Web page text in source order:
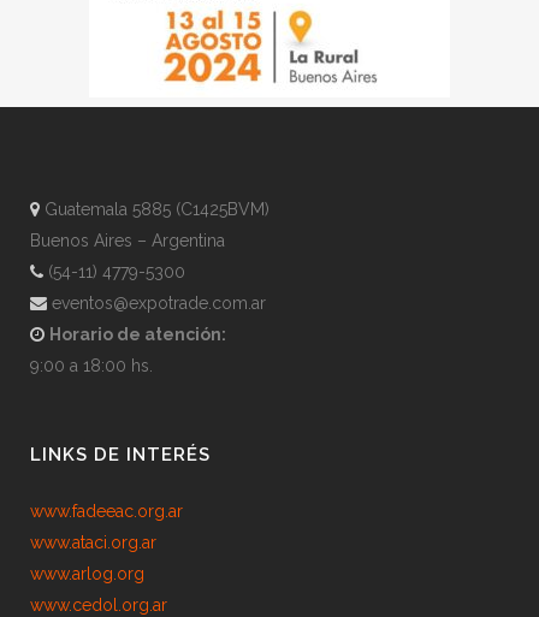
Guatemala 5885 (C1425BVM)
Buenos Aires – Argentina
(54-11) 4779-5300
eventos@expotrade.com.ar
Horario de atención:
9:00 a 18:00 hs.
LINKS DE INTERÉS
www.fadeeac.org.ar
www.ataci.org.ar
www.arlog.org
www.cedol.org.ar